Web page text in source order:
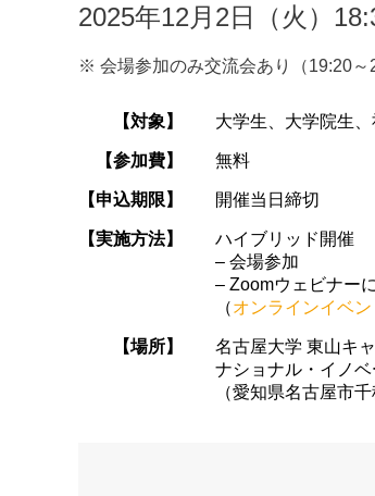
2025年12月2日（火）
※ 会場参加のみ交流会あり（19:20～
【対象】 大学生、大学院生
【参加費】 無料
【申込期限】 開催当日締切
【実施方法】
ハイブリッド開催
– 会場参加
– Zoomウェビナー
（オンラインイベ
【場所】
名古屋大学 東山キ
ナショナル・イノ
（愛知県名古屋市千